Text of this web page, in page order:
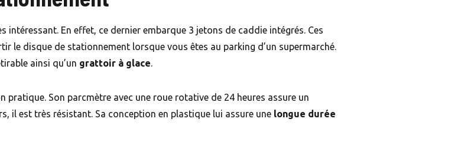
En effet, ce dernier embarque 3 jetons de caddie intégrés. Ces
le disque de stationnement lorsque vous êtes au parking d’un supermarché.
ainsi qu’un grattoir à glace.
Son parcmètre avec une roue rotative de 24 heures assure un
il est très résistant. Sa conception en plastique lui assure une longue durée